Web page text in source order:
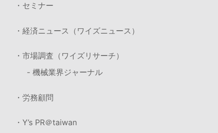
・セミナー
・経済ニュース（ワイズニュース）
・市場調査（ワイズリサーチ）
- 機械業界ジャーナル
・労務顧問
・Y’s PR＠taiwan